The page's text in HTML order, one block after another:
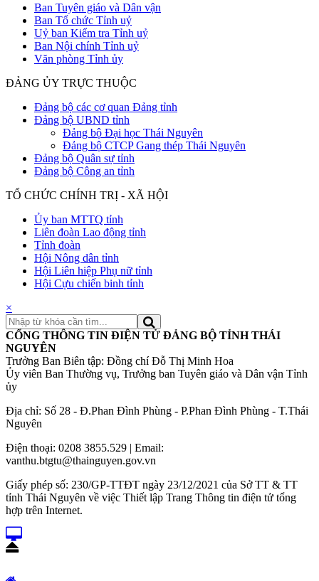
Ban Tuyên giáo và Dân vận
Ban Tổ chức Tỉnh uỷ
Uỷ ban Kiểm tra Tỉnh uỷ
Ban Nội chính Tỉnh uỷ
Văn phòng Tỉnh ủy
ĐẢNG ỦY TRỰC THUỘC
Đảng bộ các cơ quan Đảng tỉnh
Đảng bộ UBND tỉnh
Đảng bộ Đại học Thái Nguyên
Đảng bộ CTCP Gang thép Thái Nguyên
Đảng bộ Quân sự tỉnh
Đảng bộ Công an tỉnh
TỔ CHỨC CHÍNH TRỊ - XÃ HỘI
Ủy ban MTTQ tỉnh
Liên đoàn Lao động tỉnh
Tỉnh đoàn
Hội Nông dân tỉnh
Hội Liên hiệp Phụ nữ tỉnh
Hội Cựu chiến binh tỉnh
×
CỔNG THÔNG TIN ĐIỆN TỬ ĐẢNG BỘ TỈNH THÁI
NGUYÊN
Trưởng Ban Biên tập: Đồng chí Đỗ Thị Minh Hoa
Ủy viên Ban Thường vụ, Trưởng ban Tuyên giáo và Dân vận Tỉnh
ủy
Địa chỉ: Số 28 - Đ.Phan Đình Phùng - P.Phan Đình Phùng - T.Thái
Nguyên
Điện thoại: 0208 3855.529 | Email:
vanthu.btgtu@thainguyen.gov.vn
Giấy phép số: 230/GP-TTĐT ngày 23/12/2021 của Sở TT & TT
tỉnh Thái Nguyên về việc Thiết lập Trang Thông tin điện tử tổng
hợp trên Internet.